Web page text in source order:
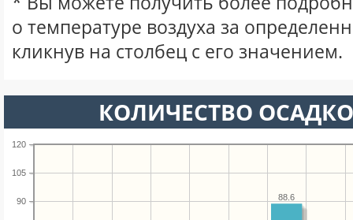
о температуре воздуха за
кликнув на столбец с его значением.
КОЛИЧЕСТВО
90
105
120
88.6